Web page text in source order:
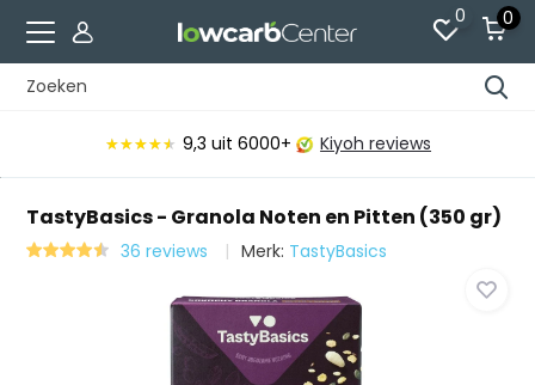
0 0
★★★★★
★★★★★ 9,3 uit 6000+ Kiyoh reviews
TastyBasics - Granola Noten en Pitten (350 gr)
36 reviews Merk: TastyBasics